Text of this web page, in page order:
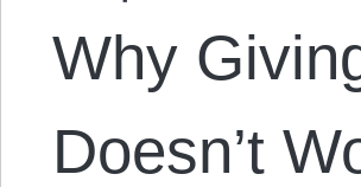
Why
Doesn’t